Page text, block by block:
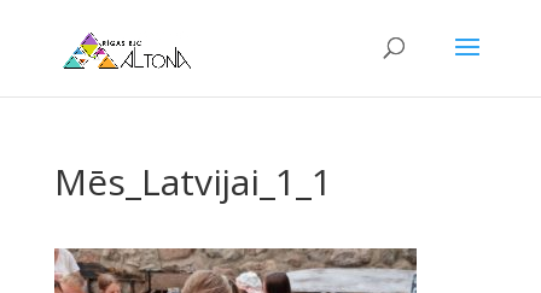
Mēs_Latvijai_1_1